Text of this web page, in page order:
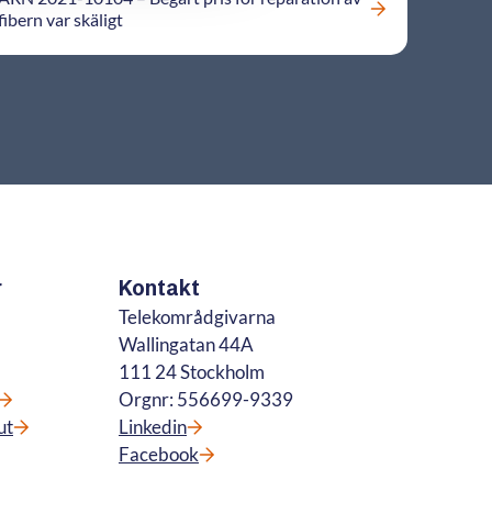
var skäligt
Kontakt
Telekområdgivarna
Wallingatan 44A
111 24 Stockholm
Orgnr: 556699-9339
Linkedin
Facebook